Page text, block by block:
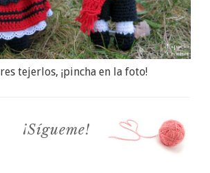
tejerlos, ¡pincha en la foto!
¡Sígueme!